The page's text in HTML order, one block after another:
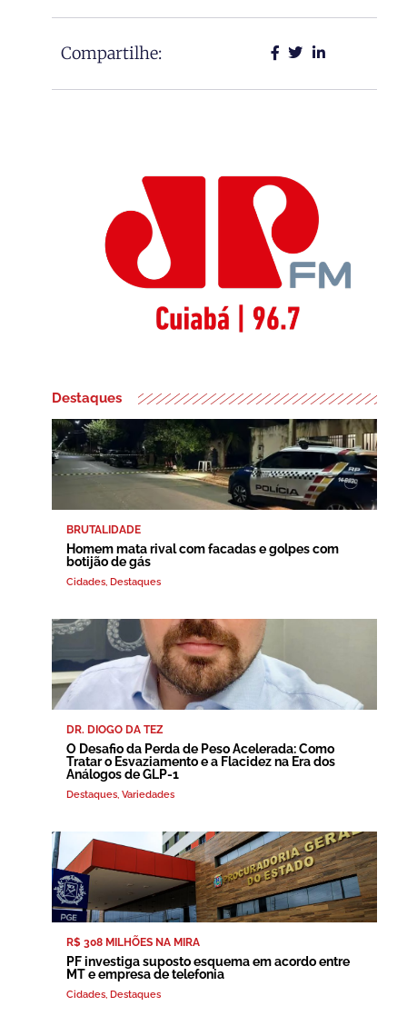
Compartilhe:
Destaques
BRUTALIDADE
Homem mata rival com facadas e golpes com
botijão de gás
Cidades, Destaques
DR. DIOGO DA TEZ
O Desafio da Perda de Peso Acelerada: Como
Tratar o Esvaziamento e a Flacidez na Era dos
Análogos de GLP-1
Destaques, Variedades
R$ 308 MILHÕES NA MIRA
PF investiga suposto esquema em acordo entre
MT e empresa de telefonia
Cidades, Destaques